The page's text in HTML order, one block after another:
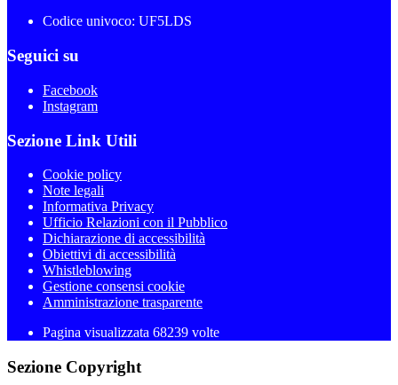
Codice univoco: UF5LDS
Seguici su
Facebook
Instagram
Sezione Link Utili
Cookie policy
Note legali
Informativa Privacy
Ufficio Relazioni con il Pubblico
Dichiarazione di accessibilità
Obiettivi di accessibilità
Whistleblowing
Gestione consensi cookie
Amministrazione trasparente
Pagina visualizzata 68239 volte
Sezione Copyright